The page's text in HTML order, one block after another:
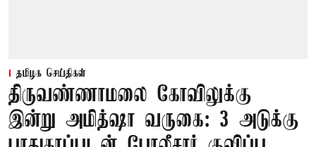
தமிழக செய்திகள்
திருவண்ணாமலை கோவிலுக்கு
இன்று அமித்ஷா வருகை: 3 அடுக்கு